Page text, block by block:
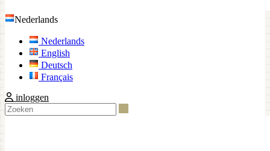
Nederlands
Nederlands
English
Deutsch
Français
inloggen